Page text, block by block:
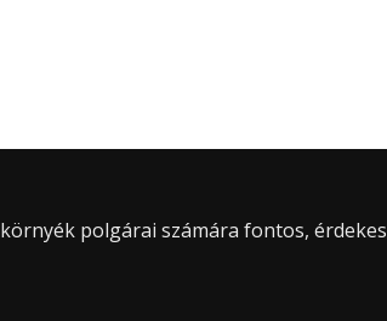
polgárai számára fontos, érdekes